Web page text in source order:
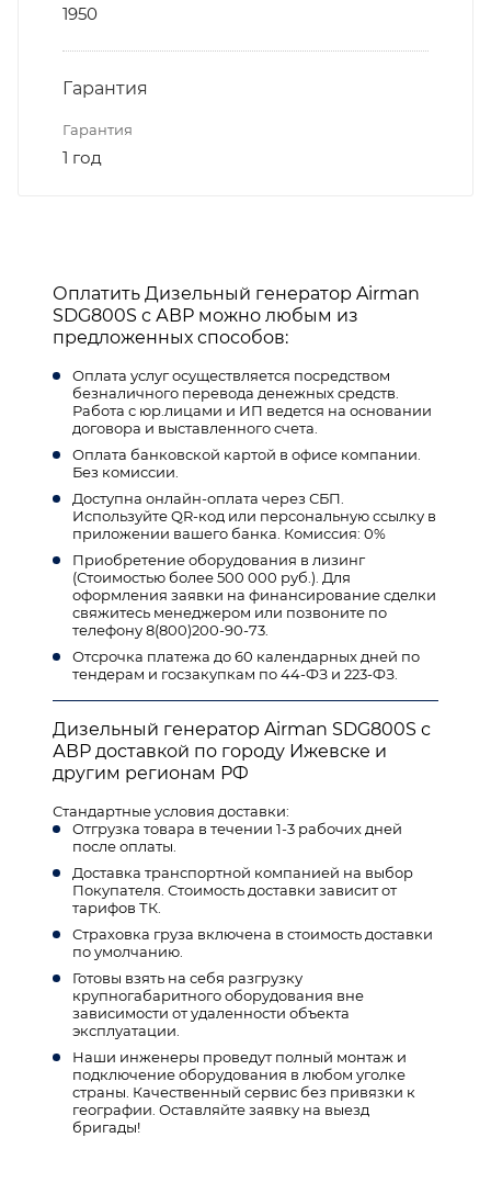
1950
Гарантия
Гарантия
1 год
Оплатить Дизельный генератор Airman
SDG800S с АВР можно любым из
предложенных способов:
Оплата услуг осуществляется посредством
безналичного перевода денежных средств.
Работа с юр.лицами и ИП ведется на основании
договора и выставленного счета.
Оплата банковской картой в офисе компании.
Без комиссии.
Доступна онлайн-оплата через СБП.
Используйте QR-код или персональную ссылку в
приложении вашего банка. Комиссия: 0%
Приобретение оборудования в лизинг
(Стоимостью более 500 000 руб.). Для
оформления заявки на финансирование сделки
свяжитесь менеджером или позвоните по
телефону 8(800)200-90-73.
Отсрочка платежа до 60 календарных дней по
тендерам и госзакупкам по 44-ФЗ и 223-ФЗ.
Дизельный генератор Airman SDG800S с
АВР доставкой по городу Ижевске и
другим регионам РФ
Стандартные условия доставки:
Отгрузка товара в течении 1-3 рабочих дней
после оплаты.
Доставка транспортной компанией на выбор
Покупателя. Стоимость доставки зависит от
тарифов ТК.
Страховка груза включена в стоимость доставки
по умолчанию.
Готовы взять на себя разгрузку
крупногабаритного оборудования вне
зависимости от удаленности объекта
эксплуатации.
Наши инженеры проведут полный монтаж и
подключение оборудования в любом уголке
страны. Качественный сервис без привязки к
географии. Оставляйте заявку на выезд
бригады!